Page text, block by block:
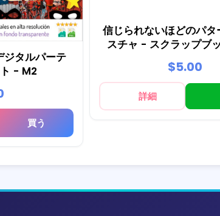
ジタルパーテ
- M2
買う
信じられないほどのパタ
スチャ - スクラップブ
ティーキット
$5.00
詳細